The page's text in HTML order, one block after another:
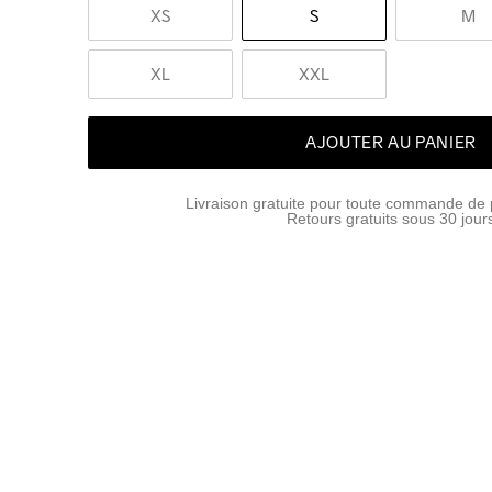
XS S M
XL XXL
AJOUTER AU PANIER
Livraison gratuite pour toute commande de
Retours gratuits sous 30